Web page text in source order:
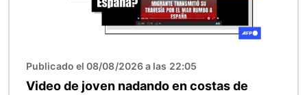
Publicado el 08/08/2026 a las 22:05
Video de joven nadando en costas de